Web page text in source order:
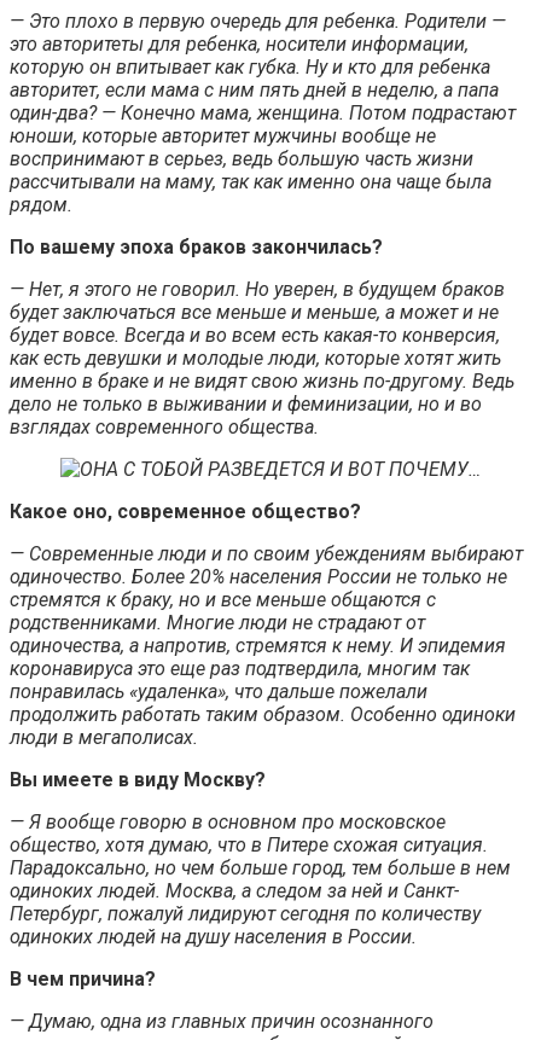
— Это плохо в первую очередь для ребенка. Родители —
это авторитеты для ребенка, носители информации,
которую он впитывает как губка. Ну и кто для ребенка
авторитет, если мама с ним пять дней в неделю, а папа
один-два? — Конечно мама, женщина. Потом подрастают
юноши, которые авторитет мужчины вообще не
воспринимают в серьез, ведь большую часть жизни
рассчитывали на маму, так как именно она чаще была
рядом.
По вашему эпоха браков закончилась?
— Нет, я этого не говорил. Но уверен, в будущем браков
будет заключаться все меньше и меньше, а может и не
будет вовсе. Всегда и во всем есть какая-то конверсия,
как есть девушки и молодые люди, которые хотят жить
именно в браке и не видят свою жизнь по-другому. Ведь
дело не только в выживании и феминизации, но и во
взглядах современного общества.
Какое оно, современное общество?
— Современные люди и по своим убеждениям выбирают
одиночество. Более 20% населения России не только не
стремятся к браку, но и все меньше общаются с
родственниками. Многие люди не страдают от
одиночества, а напротив, стремятся к нему. И эпидемия
коронавируса это еще раз подтвердила, многим так
понравилась «удаленка», что дальше пожелали
продолжить работать таким образом. Особенно одиноки
люди в мегаполисах.
Вы имеете в виду Москву?
— Я вообще говорю в основном про московское
общество, хотя думаю, что в Питере схожая ситуация.
Парадоксально, но чем больше город, тем больше в нем
одиноких людей. Москва, а следом за ней и Санкт-
Петербург, пожалуй лидируют сегодня по количеству
одиноких людей на душу населения в России.
В чем причина?
— Думаю, одна из главных причин осознанного